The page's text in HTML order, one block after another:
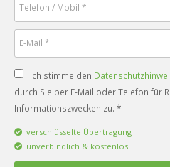
Ich stimme den
durch Sie per E-Mail oder Telefon für
Informationszwecken zu. *
verschlüsselte Übertragung
unverbindlich & kostenlos